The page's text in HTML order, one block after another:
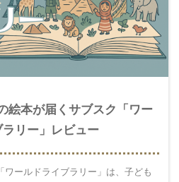
絵本が届くサブスク「ワー
リー」レビュー
ワールドライブラリー」は、子ども